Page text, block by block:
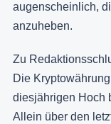
augenscheinlich,
anzuheben.
Zu
Die
diesjährigen Hoch
Allein über den